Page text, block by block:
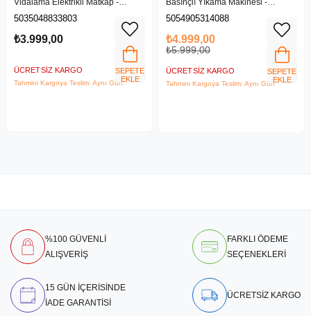
Vidalama Elektrikli Matkap -
BDCHD18SC1K-QW
5035048833803
₺3.999,00
ÜCRETSIZ KARGO
Tahmini Kargoya Teslim: Aynı Gün
SEPETE
EKLE
Basınçlı Yıkama Makinesi -
(BEPW1300L-QS)
5054905314088
₺4.999,00
₺5.999,00
ÜCRETSIZ KARGO
Tahmini Kargoya Teslim: Aynı Gün
SEPETE
EKLE
%100 GÜVENLİ
ALIŞVERİŞ
FARKLI ÖDEME
SEÇENEKLERİ
15 GÜN İÇERİSİNDE
İADE GARANTİSİ
ÜCRETSİZ KARGO